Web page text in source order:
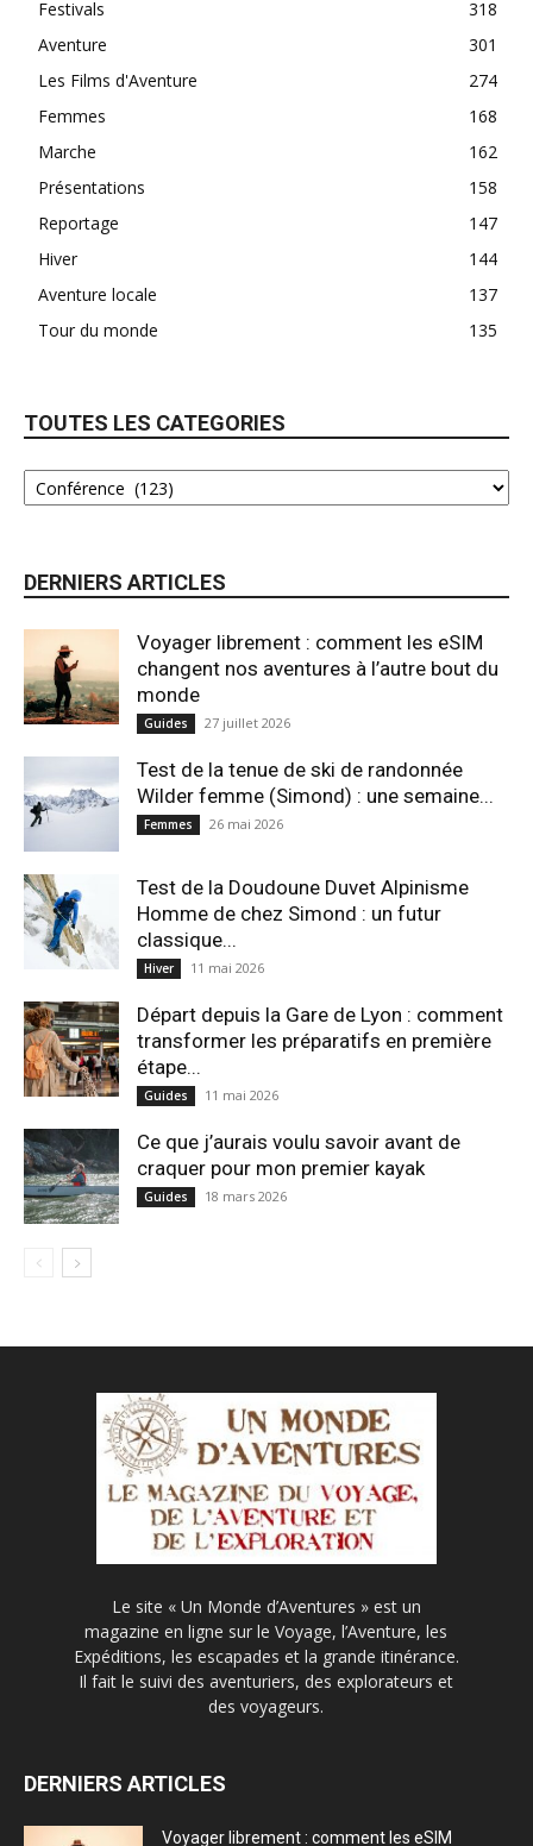
Festivals
318
Aventure
301
Les Films d'Aventure
274
Femmes
168
Marche
162
Présentations
158
Reportage
147
Hiver
144
Aventure locale
137
Tour du monde
135
TOUTES LES CATEGORIES
DERNIERS ARTICLES
Voyager librement : comment les eSIM
changent nos aventures à l’autre bout du
monde
Guides 27 juillet 2026
Test de la tenue de ski de randonnée
Wilder femme (Simond) : une semaine...
Femmes 26 mai 2026
Test de la Doudoune Duvet Alpinisme
Homme de chez Simond : un futur
classique...
Hiver 11 mai 2026
Départ depuis la Gare de Lyon : comment
transformer les préparatifs en pre⁠mière
étape...
Guides 11 mai 2026
Ce que j’aurais voulu savoir avant de
craquer pour mon premier kayak
Guides 18 mars 2026
Le site « Un Monde d’Aventures » est un
magazine en ligne sur le Voyage, l’Aventure, les
Expéditions, les escapades et la grande itinérance.
Il fait le suivi des aventuriers, des explorateurs et
des voyageurs.
DERNIERS ARTICLES
Voyager librement : comment les eSIM